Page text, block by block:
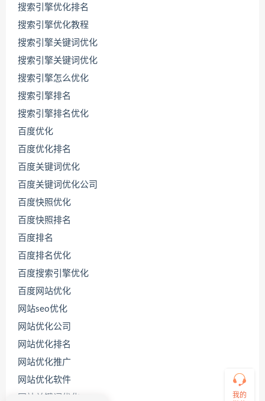
搜索引擎优化排名
搜索引擎优化教程
搜索引擎关键词优化
搜索引擎关键词优化
搜索引擎怎么优化
搜索引擎排名
搜索引擎排名优化
百度优化
百度优化排名
百度关键词优化
百度关键词优化公司
百度快照优化
百度快照排名
百度排名
百度排名优化
百度搜索引擎优化
百度网站优化
网站seo优化
网站优化公司
网站优化排名
网站优化推广
网站优化软件
我的
您
的